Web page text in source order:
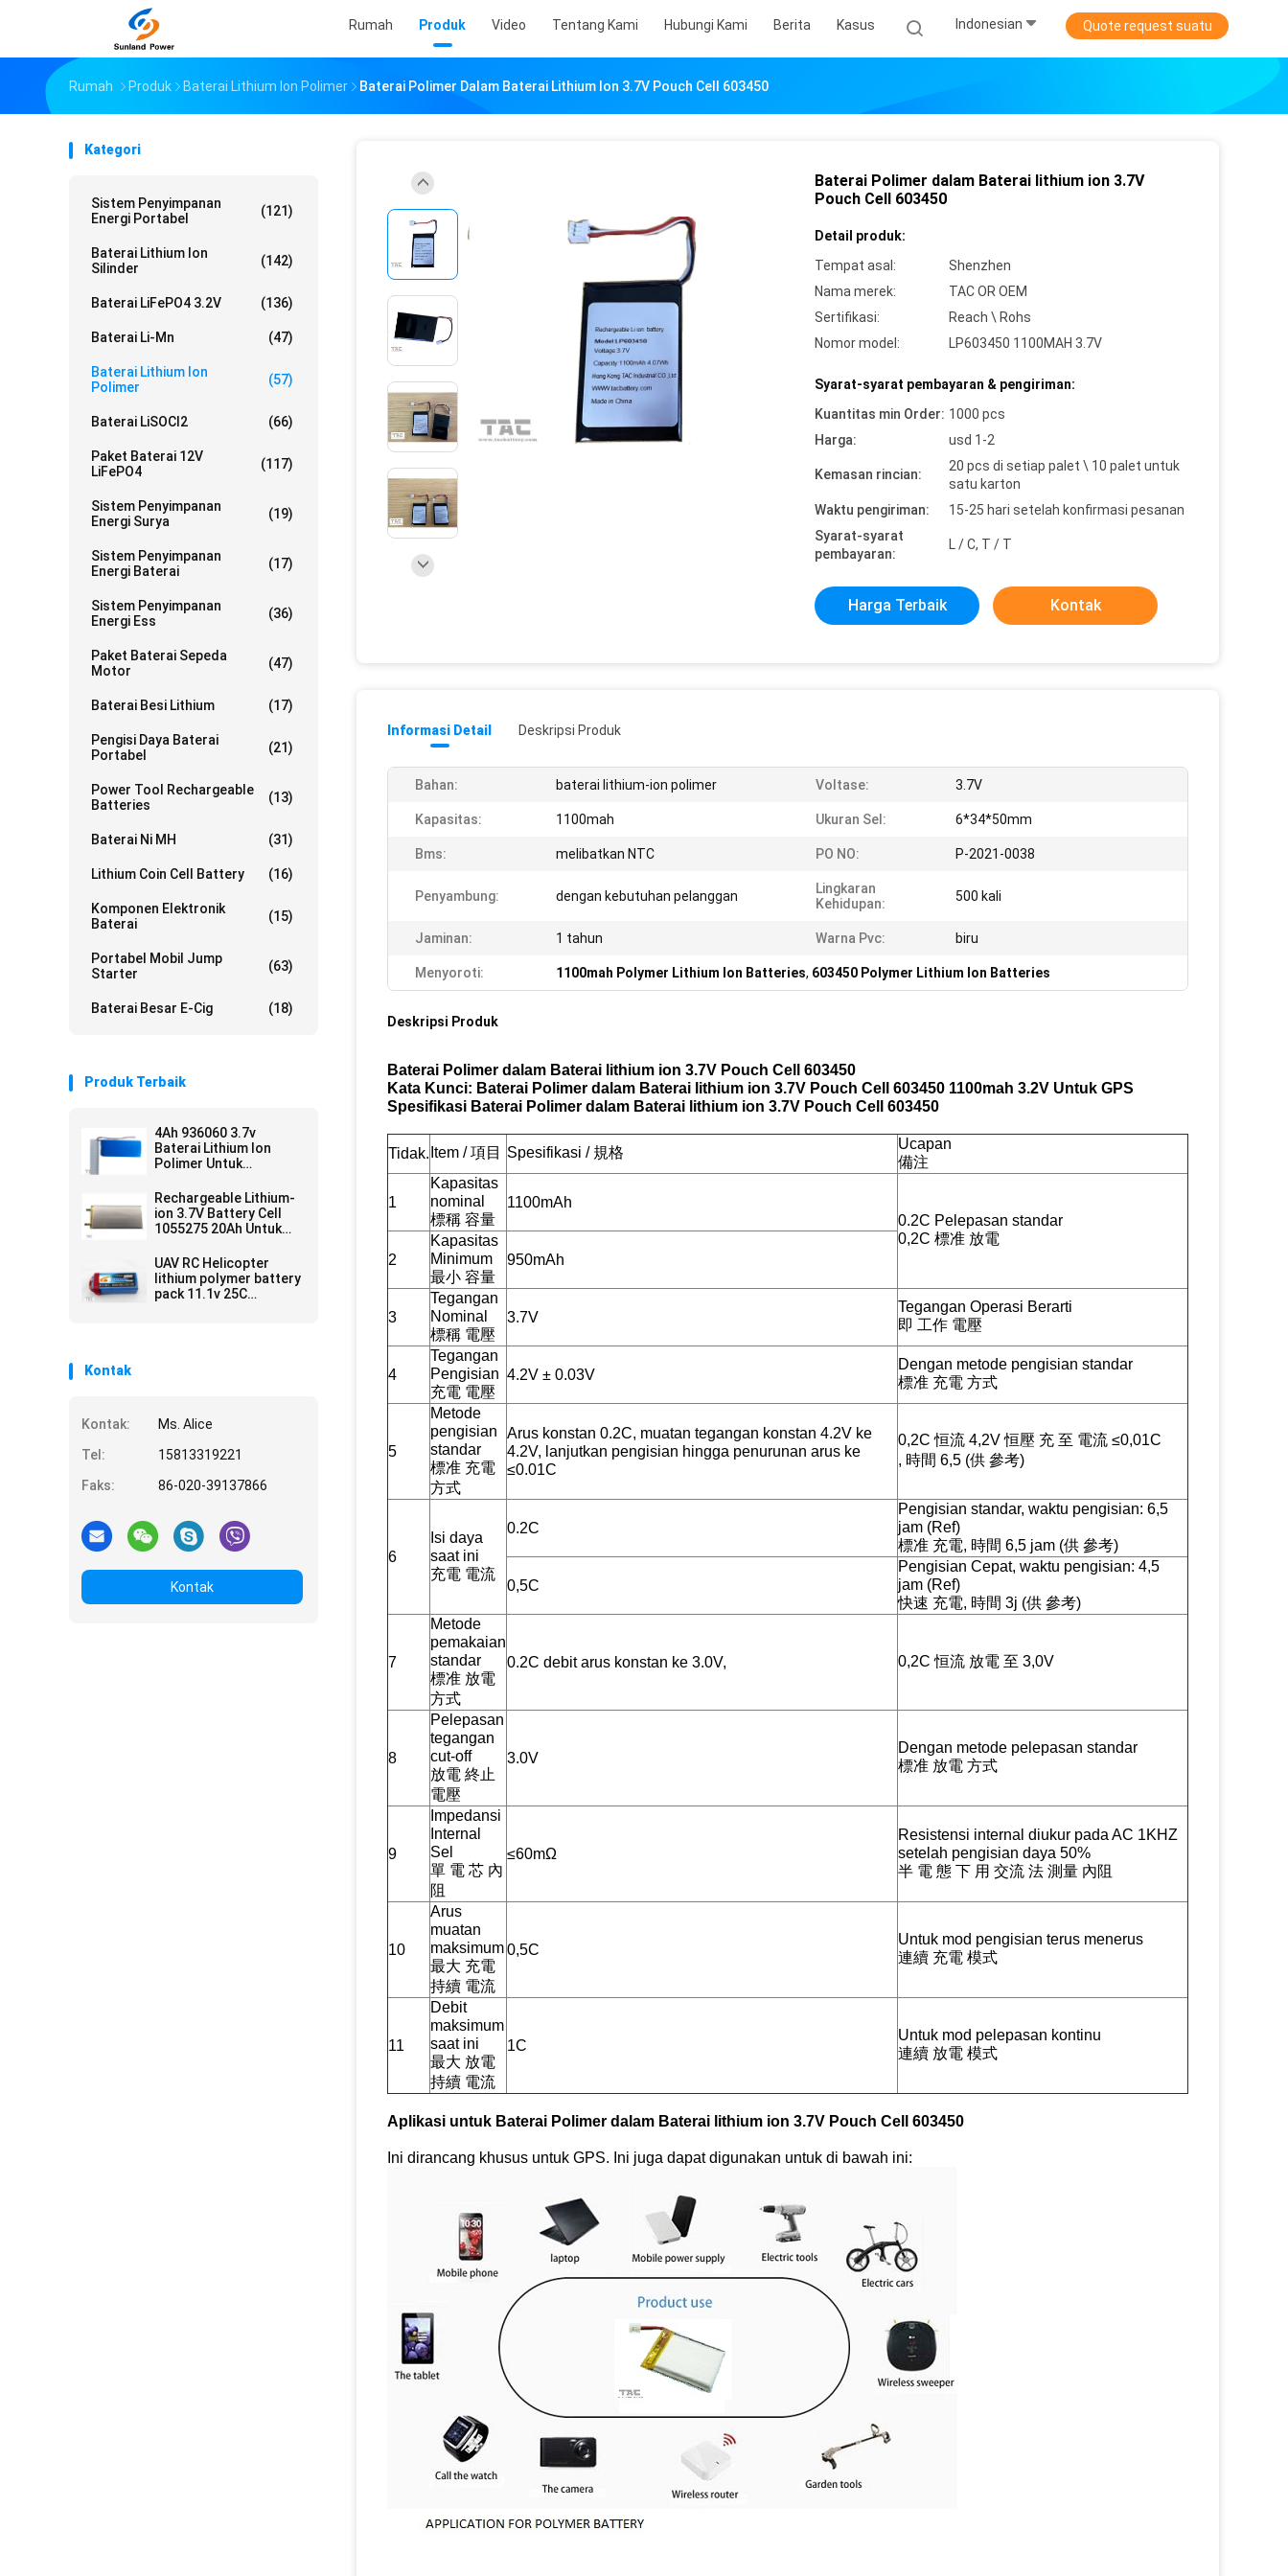
Rumah Produk Video Tentang Kami Hubungi Kami Berita Kasus Indonesian Quote request suatu
Rumah Produk Baterai Lithium Ion Polimer Baterai Polimer Dalam Baterai Lithium Ion 3.7V Pouch Cell 603450
Kategori
Sistem Penyimpanan
Energi Portabel
(121)
Baterai Lithium Ion
Silinder
(142)
Baterai LiFePO4 3.2V (136)
Baterai Li-Mn (47)
Baterai Lithium Ion
Polimer
(57)
Baterai LiSOCl2 (66)
Paket Baterai 12V
LiFePO4
(117)
Sistem Penyimpanan
Energi Surya
(19)
Sistem Penyimpanan
Energi Baterai
(17)
Sistem Penyimpanan
Energi Ess
(36)
Paket Baterai Sepeda
Motor
(47)
Baterai Besi Lithium (17)
Pengisi Daya Baterai
Portabel
(21)
Power Tool Rechargeable
Batteries
(13)
Baterai Ni MH (31)
Lithium Coin Cell Battery (16)
Komponen Elektronik
Baterai
(15)
Portabel Mobil Jump
Starter
(63)
Baterai Besar E-Cig (18)
Produk Terbaik
4Ah 936060 3.7v
Baterai Lithium Ion
Polimer Untuk
Bank
Rechargeable Lithium-
ion 3.7V Battery Cell
1055275 20Ah Untuk
UAV RC Helicopter
lithium polymer battery
pack 11.1v 25C
Kontak
Kontak:
Ms. Alice
Tel:
15813319221
Faks:
86-020-39137866
Kontak
Baterai Polimer dalam Baterai lithium ion 3.7V
Pouch Cell 603450
Detail produk:
Tempat asal:
Shenzhen
Nama merek:
TAC OR OEM
Sertifikasi:
Reach \ Rohs
Nomor model:
LP603450 1100MAH 3.7V
Syarat-syarat pembayaran & pengiriman:
Kuantitas min Order: 1000 pcs
Harga:
usd 1-2
Kemasan rincian:
20 pcs di setiap palet \ 10 palet untuk
satu karton
Waktu pengiriman:
15-25 hari setelah konfirmasi pesanan
Syarat-syarat
pembayaran:
L / C, T / T
Harga Terbaik Kontak
Informasi Detail Deskripsi Produk
Bahan: baterai lithium-ion polimer Voltase: 3.7V
Kapasitas: 1100mah Ukuran Sel: 6*34*50mm
Bms: melibatkan NTC PO NO: P-2021-0038
Penyambung: dengan kebutuhan pelanggan
Lingkaran
Kehidupan:
500 kali
Jaminan: 1 tahun Warna Pvc: biru
Menyoroti: 1100mah Polymer Lithium Ion Batteries, 603450 Polymer Lithium Ion Batteries
Deskripsi Produk
Baterai Polimer dalam Baterai lithium ion 3.7V Pouch Cell 603450
Kata Kunci: Baterai Polimer dalam Baterai lithium ion 3.7V Pouch Cell 603450 1100mah 3.2V Untuk GPS
Spesifikasi Baterai Polimer dalam Baterai lithium ion 3.7V Pouch Cell 603450
Tidak. Item / 項目 Spesifikasi / 規格
Ucapan
備注
1
Kapasitas
nominal
標稱 容量
1100mAh
0.2C Pelepasan standar
0,2C 標准 放電
2
Kapasitas
Minimum
最小 容量
950mAh
3
Tegangan
Nominal
標稱 電壓
3.7V
Tegangan Operasi Berarti
即 工作 電壓
4
Tegangan
Pengisian
充電 電壓
4.2V ± 0.03V
Dengan metode pengisian standar
標准 充電 方式
5
Metode
pengisian
standar
標准 充電
方式
Arus konstan 0.2C, muatan tegangan konstan 4.2V ke
4.2V, lanjutkan pengisian hingga penurunan arus ke
≤0.01C
0,2C 恒流 4,2V 恒壓 充 至 電流 ≤0,01C
, 時間 6,5 (供 參考)
6
Isi daya
saat ini
充電 電流
0.2C
Pengisian standar, waktu pengisian: 6,5
jam (Ref)
標准 充電, 時間 6,5 jam (供 參考)
0,5C
Pengisian Cepat, waktu pengisian: 4,5
jam (Ref)
快速 充電, 時間 3j (供 參考)
7
Metode
pemakaian
standar
標准 放電
方式
0.2C debit arus konstan ke 3.0V, 0,2C 恒流 放電 至 3,0V
8
Pelepasan
tegangan
cut-off
放電 終止
電壓
3.0V
Dengan metode pelepasan standar
標准 放電 方式
9
Impedansi
Internal
Sel
單 電 芯 內
阻
≤60mΩ
Resistensi internal diukur pada AC 1KHZ
setelah pengisian daya 50%
半 電 態 下 用 交流 法 測量 內阻
10
Arus
muatan
maksimum
最大 充電
持續 電流
0,5C
Untuk mod pengisian terus menerus
連續 充電 模式
11
Debit
maksimum
saat ini
最大 放電
持續 電流
1C
Untuk mod pelepasan kontinu
連續 放電 模式
Aplikasi untuk Baterai Polimer dalam Baterai lithium ion 3.7V Pouch Cell 603450
Ini dirancang khusus untuk GPS. Ini juga dapat digunakan untuk di bawah ini: